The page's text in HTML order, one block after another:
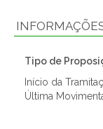
Tipo de
Início da
Última